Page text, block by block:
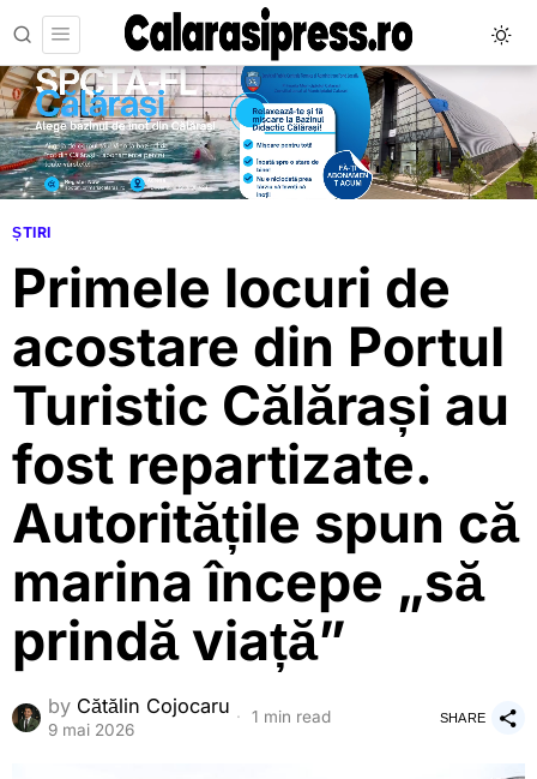
ȘTIRI
Primele locuri de
acostare din Portul
Turistic Călărași au
fost repartizate.
Autoritățile spun că
marina începe „să
prindă viață”
by Cătălin Cojocaru
9 mai 2026
1 min read SHARE